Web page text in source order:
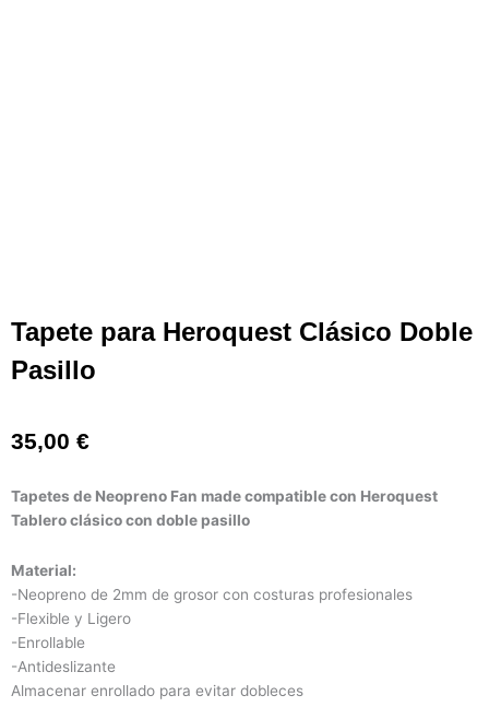
Tapete para Heroquest Clásico Doble
Pasillo
35,00 €
Tapetes de Neopreno Fan made compatible con Heroquest
Tablero clásico con doble pasillo
Material:
-Neopreno de 2mm de grosor con costuras profesionales
-Flexible y Ligero
-Enrollable
-Antideslizante
Almacenar enrollado para evitar dobleces